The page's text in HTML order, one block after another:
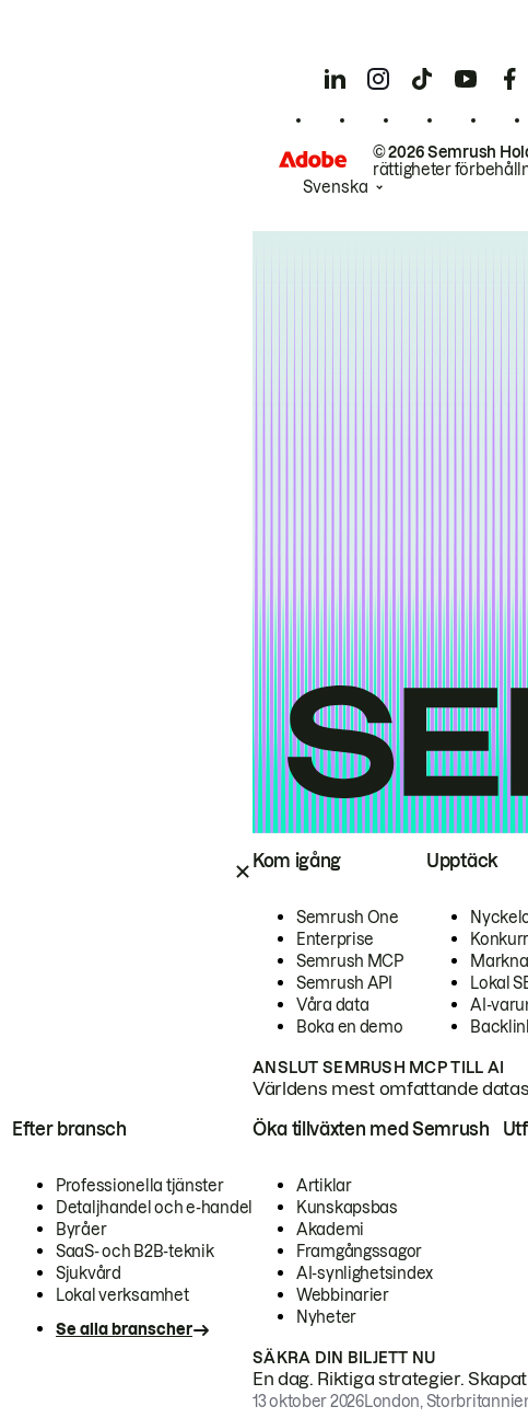
Kom igång
Semrush One
Enterprise
Semrush MCP
Semrush API
Våra data
Boka en demo
Upptäck
Lokal
AI-
ANSLUT SEMRUSH MCP TILL AI
Världens mest omfattande
Efter bransch
Professionella tjänster
Detaljhandel och e-handel
Byråer
SaaS- och B2B-teknik
Sjukvård
Lokal verksamhet
Se alla branscher
Öka tillväxten med Semrush
Artiklar
Kunskapsbas
Akademi
Framgångssagor
AI-synlighetsindex
Webbinarier
Nyheter
SÄKRA DIN BILJETT NU
En dag. Riktiga strategier.
13 oktober 2026London,
© 2026 Semrush
rättigheter
Svenska